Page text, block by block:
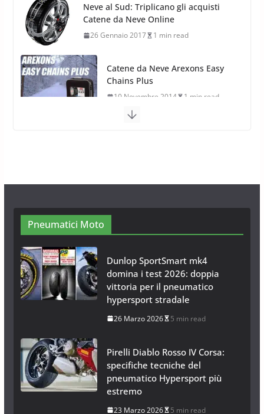
Neve al Sud: Triplicano gli acquisti
Catene da Neve Online
26 Gennaio 2017 1 min read
Catene da Neve Arexons Easy
Chains Plus
10 Novembre 2014 1 min read
Pneumatici Moto
Dunlop SportSmart mk4
domina i test 2026: doppia
vittoria per il pneumatico
hypersport stradale
26 Marzo 2026 5 min read
Pirelli Diablo Rosso IV Corsa:
specifiche tecniche del
pneumatico Hypersport più
estremo
23 Marzo 2026 5 min read